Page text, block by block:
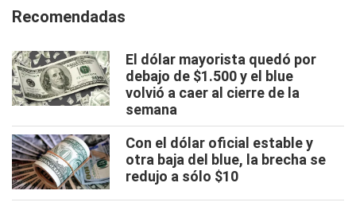
Recomendadas
El dólar mayorista quedó por
debajo de $1.500 y el blue
volvió a caer al cierre de la
semana
Con el dólar oficial estable y
otra baja del blue, la brecha se
redujo a sólo $10